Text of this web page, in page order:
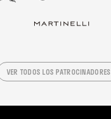
VER TODOS LOS PATROCINADORES